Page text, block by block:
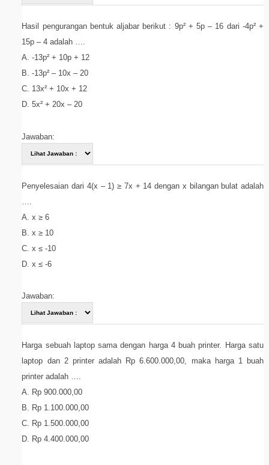
Hasil pengurangan bentuk aljabar berikut : 9p² + 5p – 16 dari -4p² +
15p – 4 adalah ….
A. -13p² + 10p + 12
B. -13p² – 10x – 20
C. 13x² + 10x + 12
D. 5x² + 20x – 20
Jawaban:
Penyelesaian dari 4(x – 1) ≥ 7x + 14 dengan x bilangan bulat adalah
A. x ≥ 6
B. x ≥ 10
C. x ≤ -10
D. x ≤ -6
Jawaban:
Harga sebuah laptop sama dengan harga 4 buah printer. Harga satu
laptop dan 2 printer adalah Rp 6.600.000,00, maka harga 1 buah
printer adalah ….
A. Rp 900.000,00
B. Rp 1.100.000,00
C. Rp 1.500.000,00
D. Rp 4.400.000,00